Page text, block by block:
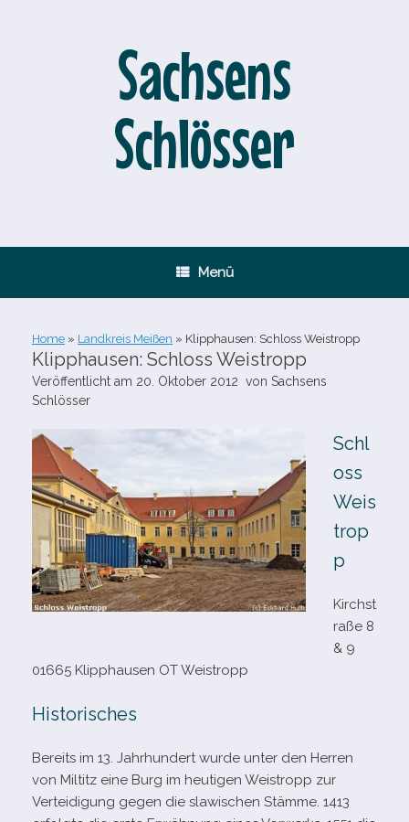
Sachsens
Schlösser
Menü
Home » Landkreis Meißen » Klipphausen: Schloss Weistropp
Klipphausen: Schloss Weistropp
Veröffentlicht am 20. Oktober 2012 von Sachsens
Schlösser
Schl
oss
Weis
trop
p
Kirchst
raße 8
& 9
01665 Klipphausen OT Weistropp
Historisches
Bereits im 13. Jahrhundert wurde unter den Herren
von Miltitz eine Burg im heu­ti­gen Weistropp zur
Verteidigung gegen die sla­wi­schen Stämme. 1413